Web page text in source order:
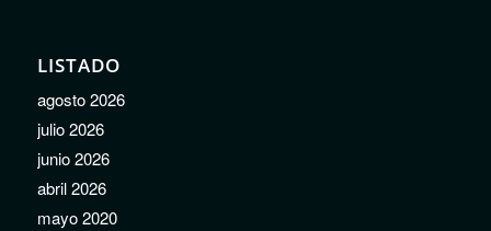
LISTADO
agosto 2026
julio 2026
junio 2026
abril 2026
mayo 2020